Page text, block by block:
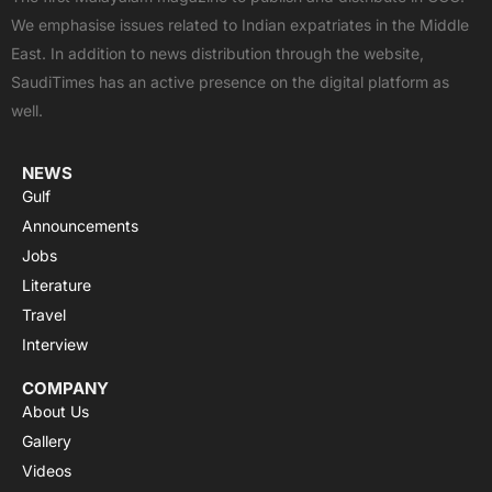
b
o
o
k
i
t
t
e
u
b
e
s
a
p
p
a
g
r
a
We emphasise issues related to Indian expatriates in the Middle
East. In addition to news distribution through the website,
SaudiTimes has an active presence on the digital platform as
well.
NEWS
Gulf
Announcements
Jobs
Literature
Travel
Interview
COMPANY
About Us
Gallery
Videos